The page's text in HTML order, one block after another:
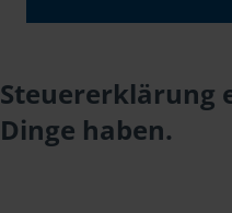
Steuererklärung
Dinge haben.